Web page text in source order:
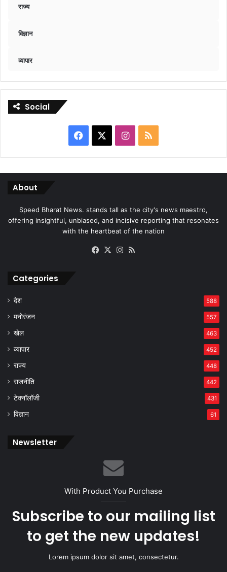
राज्य
विज्ञान
व्यापार
Social
Facebook Instagram
RSS
About
Speed Bharat News. stands tall as the city's news maestro,
offering insightful, unbiased, and incisive reporting that resonates
with the heartbeat of the nation
Facebook
X Instagram
Categories
देश 588
मनोरंजन 557
खेल 463
व्यापार 452
राज्य 448
राजनीति 442
टेक्नॉलॉजी 431
विज्ञान 61
Newsletter
With Product You Purchase
Subscribe to our mailing list
to get the new updates!
Lorem ipsum dolor sit amet, consectetur.